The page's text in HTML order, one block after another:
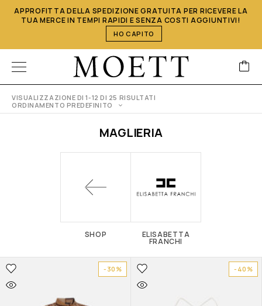
APPROFITTA DELLA SPEDIZIONE GRATUITA PER RICEVERE LA
TUA MERCE IN TEMPI RAPIDI E SENZA COSTI AGGIUNTIVI!
HO CAPITO
VISUALIZZAZIONE DI 1-12 DI 25 RISULTATI
ORDINAMENTO PREDEFINITO
MAGLIERIA
SHOP ELISABETTA
FRANCHI
-30% -40%